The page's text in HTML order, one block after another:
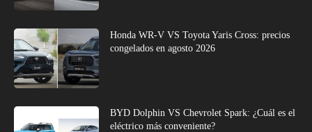
Honda WR-V VS Toyota Yaris Cross: precios
congelados en agosto 2026
BYD Dolphin VS Chevrolet Spark: ¿Cuál es el
eléctrico más conveniente?